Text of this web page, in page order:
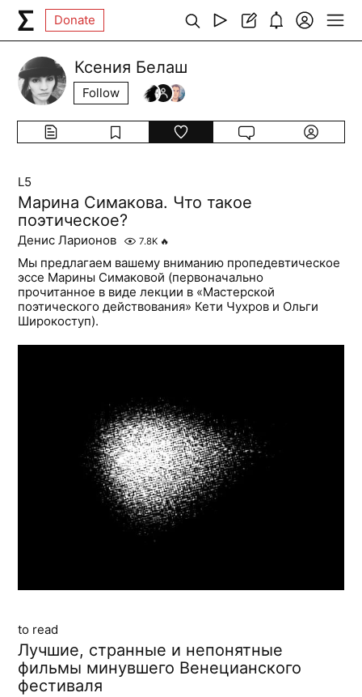
Donate
Ксения Белаш
Follow
L5
Марина Симакова. Что такое
поэтическое?
Денис Ларионов 7.8K 🔥
Мы предлагаем вашему вниманию пропедевтическое
эссе Марины Симаковой (первоначально
прочитанное в виде лекции в «Мастерской
поэтического действования» Кети Чухров и Ольги
Широкоступ).
to read
Лучшие, странные и непонятные
фильмы минувшего Венецианского
фестиваля